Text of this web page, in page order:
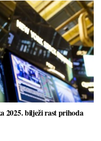
2025. bilježi rast prihoda